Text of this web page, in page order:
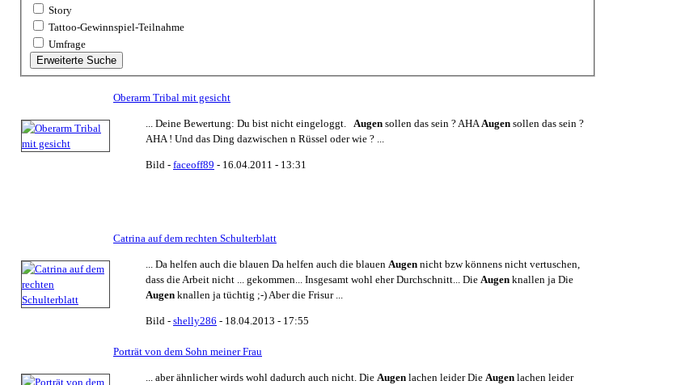
Story
Tattoo-Gewinnspiel-Teilnahme
Umfrage
Oberarm Tribal mit gesicht
... Deine Bewertung: Du bist nicht eingeloggt. Augen sollen das sein ? AHAAugen sollen das sein ?
AHA ! Und das Ding dazwischen n Rüssel oder wie ? ...
Bild - faceoff89 - 16.04.2011 - 13:31
Catrina auf dem rechten Schulterblatt
... Da helfen auch die blauen Da helfen auch die blauen Augen nicht bzw könnens nicht vertuschen,
dass die Arbeit nicht ... gekommen... Insgesamt wohl eher Durchschnitt... Die Augen knallen ja Die
Augen knallen ja tüchtig ;-) Aber die Frisur ...
Bild - shelly286 - 18.04.2013 - 17:55
Porträt von dem Sohn meiner Frau
... aber ähnlicher wirds wohl dadurch auch nicht. Die Augen lachen leider Die Augen lachen leider